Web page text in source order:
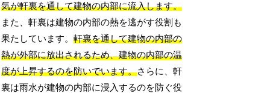
気が軒裏を通して建物の内部に流入します。
また、軒裏は建物の内部の熱を逃がす役割も
果たしています。軒裏を通して建物の内部の
熱が外部に放出されるため、建物の内部の温
度が上昇するのを防いでいます。さらに、軒
裏は雨水が建物の内部に浸入するのを防ぐ役